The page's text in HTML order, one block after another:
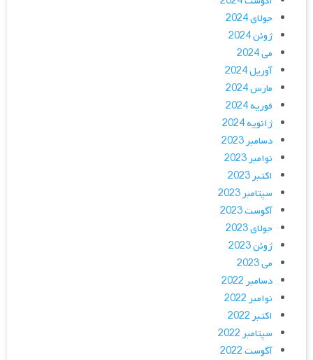
جولای 2024
ژوئن 2024
می 2024
آوریل 2024
مارس 2024
فوریه 2024
ژانویه 2024
دسامبر 2023
نوامبر 2023
اکتبر 2023
سپتامبر 2023
آگوست 2023
جولای 2023
ژوئن 2023
می 2023
دسامبر 2022
نوامبر 2022
اکتبر 2022
سپتامبر 2022
آگوست 2022